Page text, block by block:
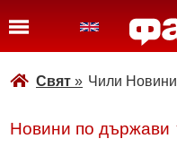
Свят » Чили Новини
Новини по държави